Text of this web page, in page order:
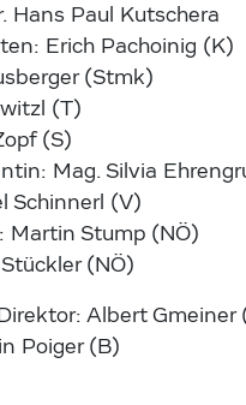
Hans Paul Kutschera
Erich Pachoinig (K)
(Stmk)
(T)
(S)
Mag. Silvia
Schinnerl (V)
Martin Stump (NÖ)
(NÖ)
Albert Gmeiner
Poiger (B)